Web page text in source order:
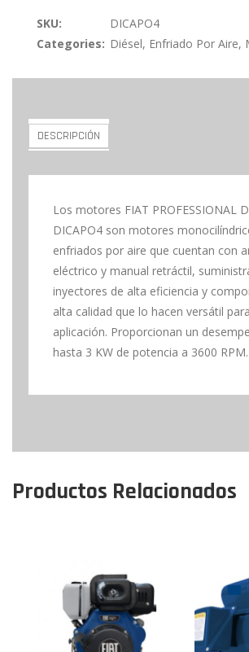
SKU:
DICAPO4
Categories: Diésel, Enfriado Por Aire,
DESCRIPCIÓN
Los motores FIAT PROFESSIONAL
DICAPO4 son motores
enfriados por aire que cuentan con
eléctrico y manual retráctil,
inyectores de alta eficiencia y
alta calidad que lo hacen versátil
aplicación. Proporcionan un
hasta 3 KW de potencia a 3600 RPM.
Productos Relacionados